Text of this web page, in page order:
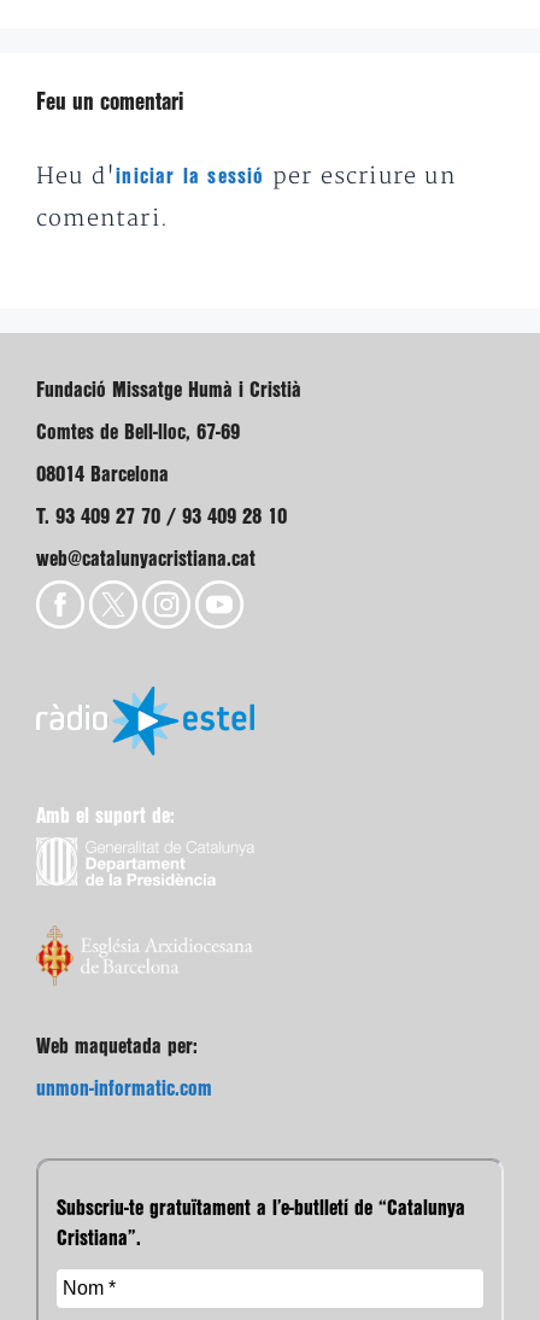
Feu un comentari
Heu d'iniciar la sessió
per escriure un
comentari.
Fundació Missatge Humà i Cristià
Comtes de Bell-lloc, 67-69
08014 Barcelona
T. 93 409 27 70 / 93 409 28 10
web@catalunyacristiana.cat
Amb el suport de:
Web maquetada per:
unmon-informatic.com
Subscriu-te gratuïtament a l’e-butlletí de “Catalunya
Cristiana”.